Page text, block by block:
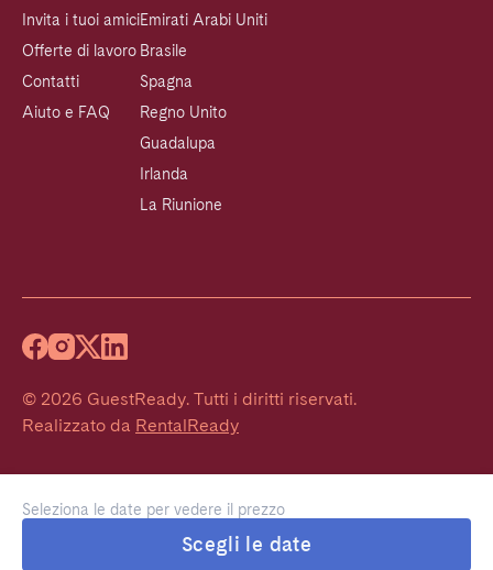
Seleziona le date per vedere il prezzo
Scegli le date
Invita i tuoi amici
Offerte di lavoro
Contatti
Aiuto e FAQ
Emirati Arabi Uniti
Brasile
Spagna
Regno Unito
Guadalupa
Irlanda
La Riunione
© 2026 GuestReady. Tutti i diritti riservati.
Realizzato da RentalReady